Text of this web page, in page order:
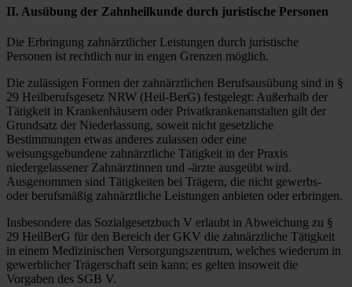
II. Ausübung der Zahnheilkunde durch juristische Personen
Die Erbringung zahnärztlicher Leistungen durch juristische
Personen ist rechtlich nur in engen Grenzen möglich.
Die zulässigen Formen der zahnärztlichen Berufsausübung sind in §
29 Heilberufsgesetz NRW (Heil-BerG) festgelegt: Außerhalb der
Tätigkeit in Krankenhäusern oder Privatkrankenanstalten gilt der
Grundsatz der Niederlassung, soweit nicht gesetzliche
Bestimmungen etwas anderes zulassen oder eine
weisungsgebundene zahnärztliche Tätigkeit in der Praxis
niedergelassener Zahnärztinnen und -ärzte ausgeübt wird.
Ausgenommen sind Tätigkeiten bei Trägern, die nicht gewerbs-
oder berufsmäßig zahnärztliche Leistungen anbieten oder erbringen.
Insbesondere das Sozialgesetzbuch V erlaubt in Abweichung zu §
29 HeilBerG für den Bereich der GKV die zahnärztliche Tätigkeit
in einem Medizinischen Versorgungszentrum, welches wiederum in
gewerblicher Trägerschaft sein kann; es gelten insoweit die
Vorgaben des SGB V.